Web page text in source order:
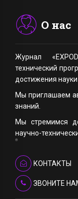
О нас
Журнал
технический
достижения
Мы приглашаем
знаний.
Мы стремимся
научно-
КОНТАКТЫ
ЗВОНИТЕ